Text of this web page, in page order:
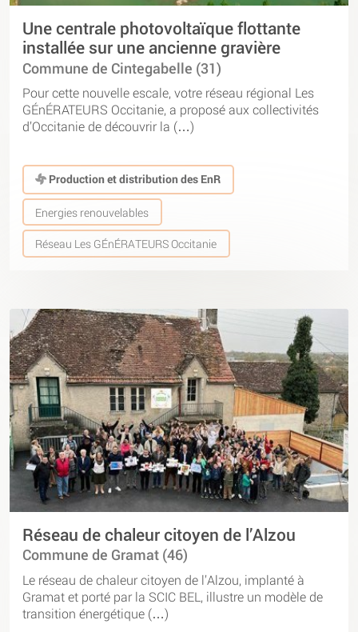
Une centrale photovoltaïque flottante
installée sur une ancienne gravière
Commune de Cintegabelle (31)
Pour cette nouvelle escale, votre réseau régional Les
GÉnÉRATEURS Occitanie, a proposé aux collectivités
d’Occitanie de découvrir la (…)
Production et distribution des EnR
Energies renouvelables
Réseau Les GÉnÉRATEURS Occitanie
Réseau de chaleur citoyen de l’Alzou
Commune de Gramat (46)
Le réseau de chaleur citoyen de l’Alzou, implanté à
Gramat et porté par la SCIC BEL, illustre un modèle de
transition énergétique (…)